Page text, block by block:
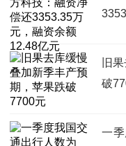
旧
破
一